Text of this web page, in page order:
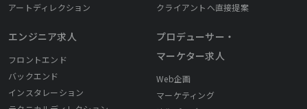
アートディレクション
エンジニア求人
フロントエンド
バックエンド
インスタレーション
クライアントへ直接提案
プロデューサー・
マーケター求人
Web企画
マーケティング